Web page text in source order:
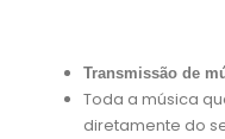
Transmissão de
Toda a música
diretamente do